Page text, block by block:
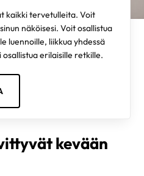
kaikki tervetulleita. Voit
näköisesi. Voit osallistua
luennoille, liikkua yhdessä
erilaisille retkille.
kevään